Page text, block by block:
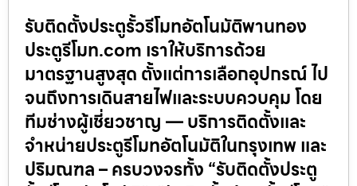
รับติดตั้งประตูรั้วรีโมทอัตโนมัติพานทอง
ประตูรีโมท.com เราให้บริการด้วย
มาตรฐานสูงสุด ตั้งแต่การเลือกอุปกรณ์ ไป
จนถึงการเดินสายไฟและระบบควบคุม โดย
ทีมช่างผู้เชี่ยวชาญ — บริการติดตั้งและ
จำหน่ายประตูรีโมทอัตโนมัติในกรุงเทพ และ
ปริมณฑล – ครบวงจรทั้ง “รับติดตั้งประตู